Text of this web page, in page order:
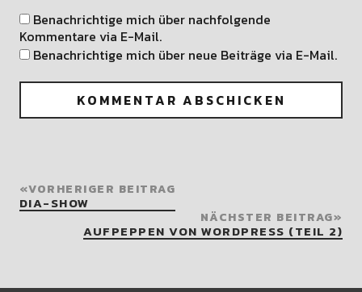
Benachrichtige mich über nachfolgende
Kommentare via E-Mail.
Benachrichtige mich über neue Beiträge via E-Mail.
VORHERIGER BEITRAG
DIA-SHOW
NÄCHSTER BEITRAG
AUFPEPPEN VON WORDPRESS (TEIL 2)